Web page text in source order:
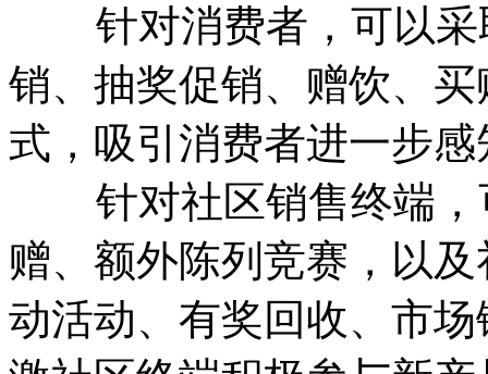
针对消费者，可以采
销、抽奖促销、赠饮、
式，吸引消费者进一步
针对社区销售终端，
赠、额外陈列竞赛，以
动活动、有奖回收、市